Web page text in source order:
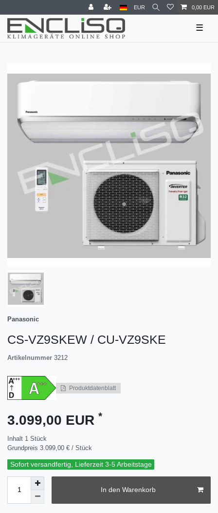
EUR 0,00 EUR
☰
Panasonic
CS-VZ9SKEW / CU-VZ9SKE
Artikelnummer 3212
Produktdatenblatt
3.099,00 EUR *
Inhalt 1 Stück
Grundpreis 3.099,00 € / Stück
Sofort versandfertig, Lieferzeit 3-5 Arbeitstage
In den Warenkorb